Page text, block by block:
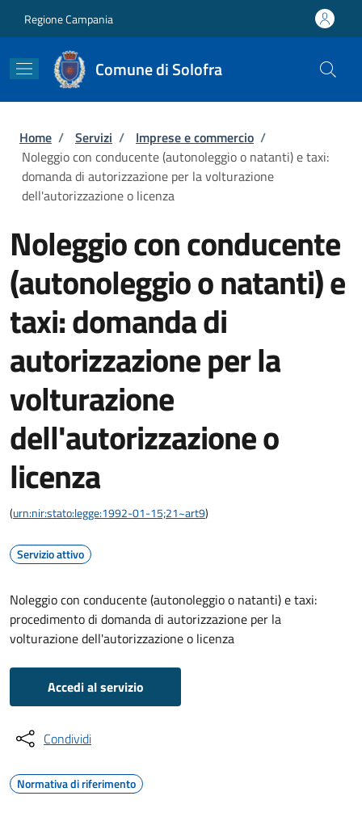
Regione Campania
Comune di Solofra
Briciole di pane
Home / Servizi / Imprese e commercio /
Noleggio con conducente (autonoleggio o natanti) e taxi:
domanda di autorizzazione per la volturazione
dell'autorizzazione o licenza
Noleggio con conducente
(autonoleggio o natanti) e
taxi: domanda di
autorizzazione per la
volturazione
dell'autorizzazione o
licenza
(urn:nir:stato:legge:1992-01-15;21~art9)
Servizio attivo
Noleggio con conducente (autonoleggio o natanti) e taxi:
procedimento di domanda di autorizzazione per la
volturazione dell'autorizzazione o licenza
Accedi al servizio
Condividi
Normativa di riferimento